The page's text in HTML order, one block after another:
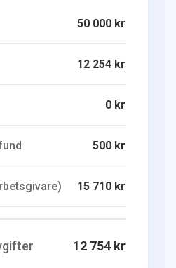
50 000 kr
12 254 kr
0 kr
500 kr
15 710 kr
12 754 kr